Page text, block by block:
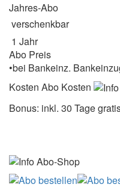
Jahres-Abo
verschenkbar
1 Jahr
Abo Preis
•bei Bankeinz.
Kosten Abo Kosten
Bonus: inkl. 30 Tage